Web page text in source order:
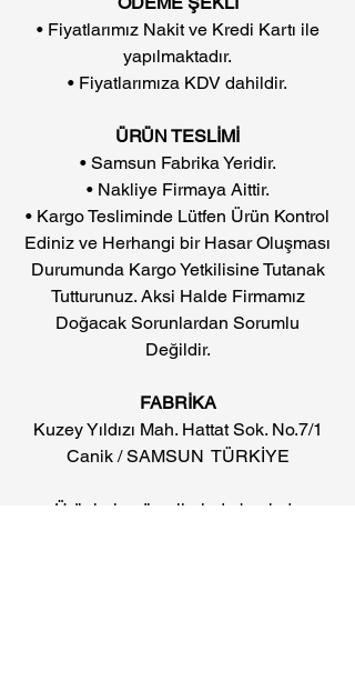
• Fiyatlarımız Nakit ve Kredi Kartı ile
yapılmaktadır.
• Fiyatlarımıza KDV dahildir.
ÜRÜN TESLİMİ
• Samsun Fabrika Yeridir.
• Nakliye Firmaya Aittir.
• Kargo Tesliminde Lütfen Ürün Kontrol
Ediniz ve Herhangi bir Hasar Oluşması
Durumunda Kargo Yetkilisine Tutanak
Tutturunuz. Aksi Halde Firmamız
Doğacak Sorunlardan Sorumlu
Değildir.
FABRİKA
Kuzey Yıldızı Mah. Hattat Sok. No.7/1
Canik / SAMSUN TÜRKİYE
• Ürünlerin görsellerinde baskıdan